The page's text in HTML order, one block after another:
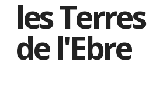
les Terres
de l'Ebre